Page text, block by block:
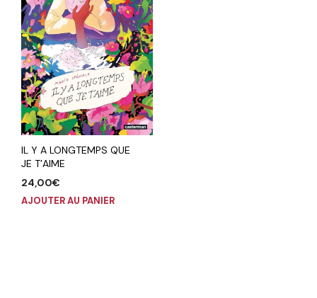
IL Y A LONGTEMPS QUE
JE T’AIME
24,00€
AJOUTER AU PANIER